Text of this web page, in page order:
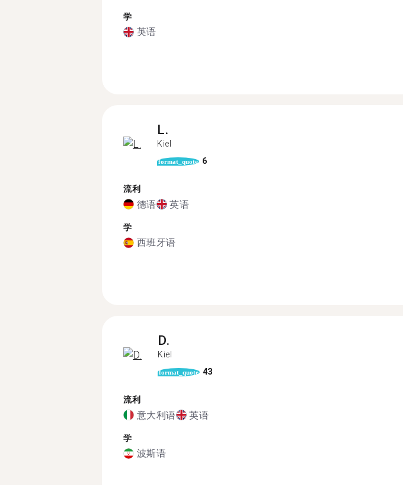
学
英语
L.
Kiel
format_quote 6
流利
德语 英语
学
西班牙语
D.
Kiel
format_quote 43
流利
意大利语 英语
学
波斯语